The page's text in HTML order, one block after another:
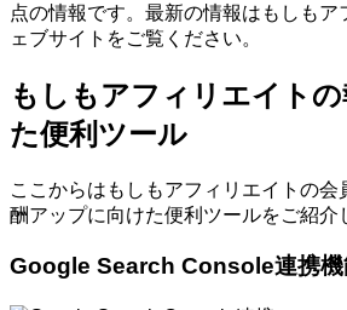
点の情報です。最新の情報はもしもア
ェブサイトをご覧ください。
もしもアフィリエイト
た便利ツール
ここからはもしもアフィリエイトの会
酬アップに向けた便利ツールをご紹介
Google Search Console連携機